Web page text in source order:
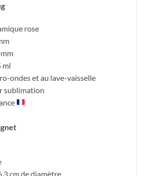
rose
ml
ondes et au lave-vaisselle
sublimation
cm de diamètre